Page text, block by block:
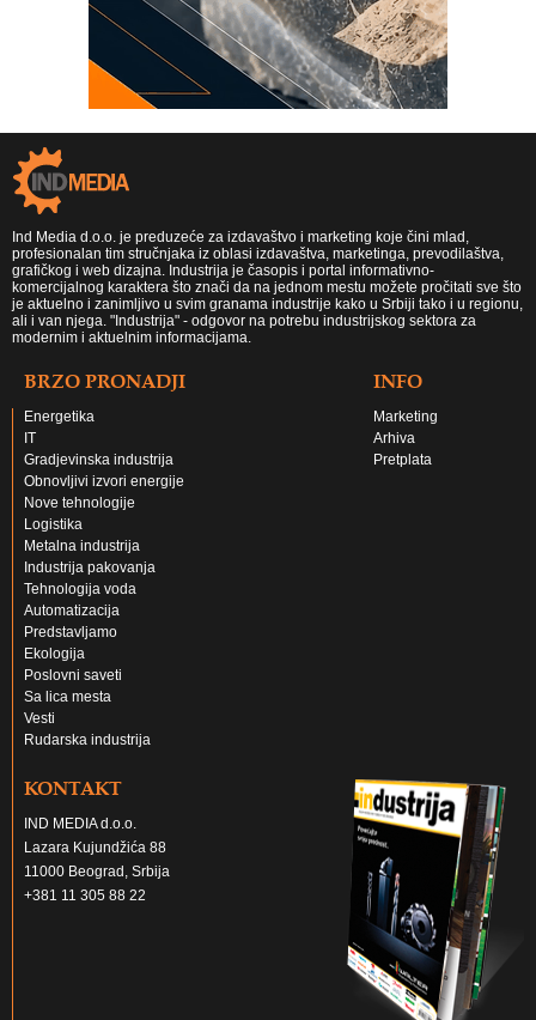
Ind Media d.o.o. je preduzeće za izdavaštvo i marketing koje čini mlad,
profesionalan tim stručnjaka iz oblasi izdavaštva, marketinga, prevodilaštva,
grafičkog i web dizajna. Industrija je časopis i portal informativno-
komercijalnog karaktera što znači da na jednom mestu možete pročitati sve što
je aktuelno i zanimljivo u svim granama industrije kako u Srbiji tako i u regionu,
ali i van njega. "Industrija" - odgovor na potrebu industrijskog sektora za
modernim i aktuelnim informacijama.
BRZO PRONADJI
Energetika
IT
Gradjevinska industrija
Obnovljivi izvori energije
Nove tehnologije
Logistika
Metalna industrija
Industrija pakovanja
Tehnologija voda
Automatizacija
Predstavljamo
Ekologija
Poslovni saveti
Sa lica mesta
Vesti
Rudarska industrija
INFO
Marketing
Arhiva
Pretplata
KONTAKT
IND MEDIA d.o.o.
Lazara Kujundžića 88
11000 Beograd, Srbija
+381 11 305 88 22